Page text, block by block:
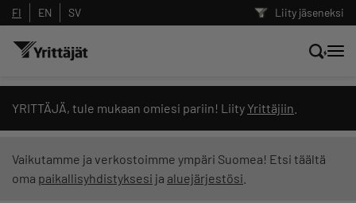
Liity jäseneksi
FI EN SV
YRITTÄJÄ, tule mukaan omiesi pariin! Liity Yrittäjiin
Vaikutamme ja verkostoimme ympäri Suomea! Etsi täältä
oma paikallisyhdistyksesi ja aluejärjestösi
Hae sivustolta tai kysy suoraan
Yrittäjien tekoälyltä